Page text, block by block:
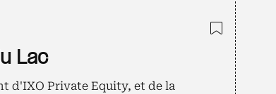
Lac
d'IXO Private Equity, et de la